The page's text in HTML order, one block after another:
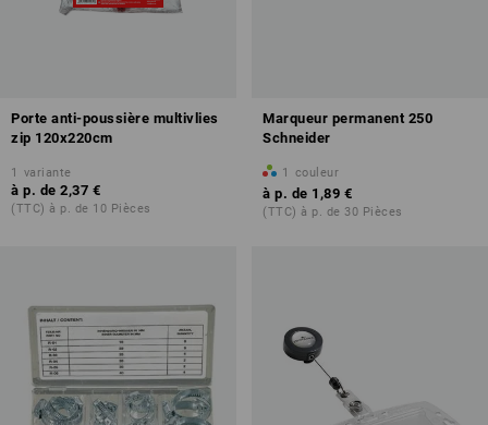
Porte anti-poussière multivlies
zip 120x220cm
1 variante
à p. de 2,37 €
(TTC) à p. de 10 Pièces
Marqueur permanent 250
Schneider
1 couleur
à p. de 1,89 €
(TTC) à p. de 30 Pièces